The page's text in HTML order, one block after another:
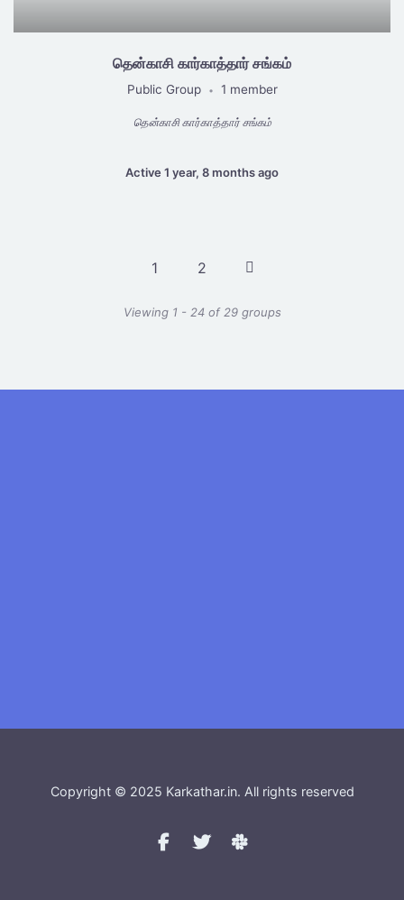
தென்காசி கார்காத்தார் சங்கம்
Public Group • 1 member
தென்காசி கார்காத்தார் சங்கம்
Active 1 year, 8 months ago
1 2
Viewing 1 - 24 of 29 groups
Copyright © 2025 Karkathar.in. All rights reserved